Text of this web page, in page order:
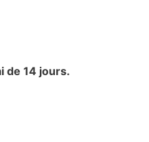
de 14 jours.